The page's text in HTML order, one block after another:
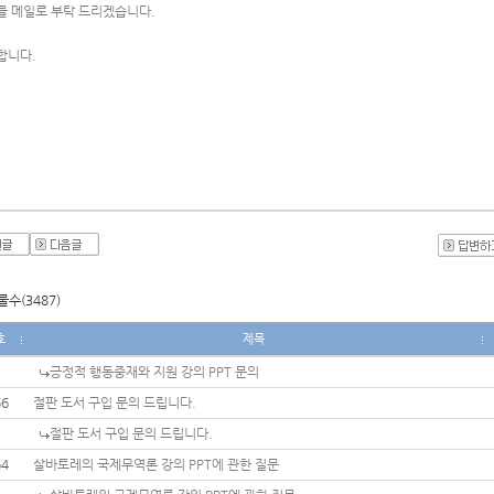
메일로 부탁 드리겠습니다.
니다.
수(3487)
제목
긍정적 행동중재와 지원 강의 PPT 문의
절판 도서 구입 문의 드립니다.
절판 도서 구입 문의 드립니다.
살바토레의 국제무역론 강의 PPT에 관한 질문